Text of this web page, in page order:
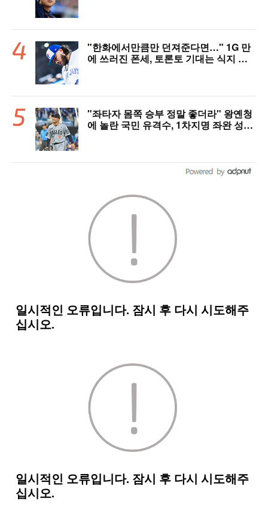
"한화에서만큼만 던져준다면…" 1G 만
에 쓰러진 폰세, 토론토 기대는 식지 않
"좌타자 몸쪽 승부 정말 좋더라" 왕옌청
에 놀란 국민 유격수, 1차지명 좌완 성장